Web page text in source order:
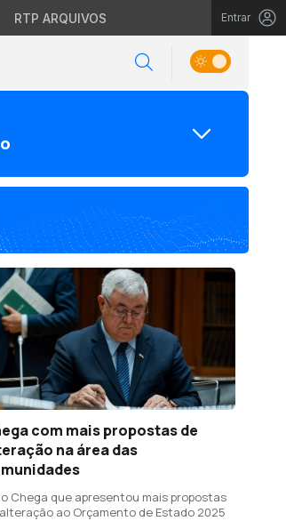
RTP ARQUIVOS Entrar
com mais propostas de
na área das
o Chega que apresentou mais propostas
ao Orçamento de Estado 2025